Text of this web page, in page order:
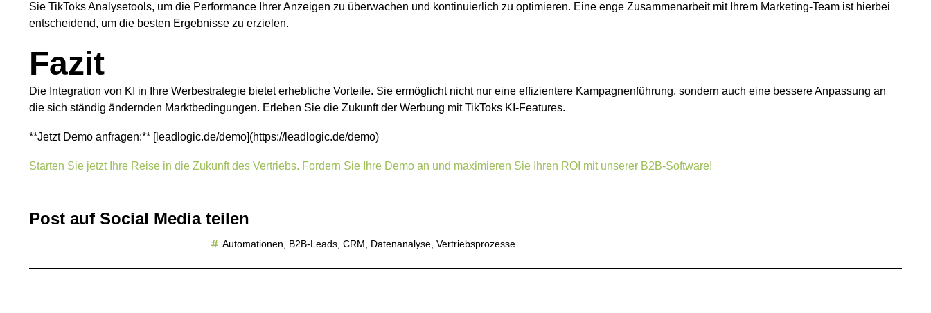
Sie TikToks Analysetools, um die Performance Ihrer Anzeigen zu überwachen und kontinuierlich zu optimieren. Eine enge Zusammenarbeit mit Ihrem Marketing-Team ist hierbei
entscheidend, um die besten Ergebnisse zu erzielen.
Fazit
Die Integration von KI in Ihre Werbestrategie bietet erhebliche Vorteile. Sie ermöglicht nicht nur eine effizientere Kampagnenführung, sondern auch eine bessere Anpassung an
die sich ständig ändernden Marktbedingungen. Erleben Sie die Zukunft der Werbung mit TikToks KI-Features.
**Jetzt Demo anfragen:** [leadlogic.de/demo](https://leadlogic.de/demo)
Starten Sie jetzt Ihre Reise in die Zukunft des Vertriebs. Fordern Sie Ihre Demo an und maximieren Sie Ihren ROI mit unserer B2B-Software!
Post auf Social Media teilen
Automationen B2B-Leads CRM Datenanalyse Vertriebsprozesse